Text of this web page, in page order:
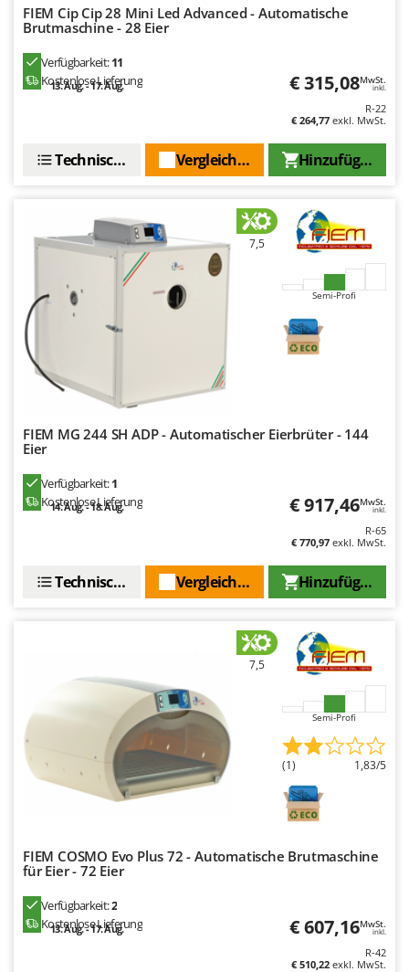
Makita
MAMMAMIA
Marcato
Marina Systems
Michelin
Mille
Minox
Mockmill
MOSA
MOVA
N
New O.M.R.A.
Novatec
O
Officine Savioli
Ompagrill
Oriental Koshin
Outdoorchef
FIEM Cip Cip 28 Mini Led Advanced - Automatische
Brutmaschine - 28 Eier
Verfügbarkeit:11
Kostenlose Lieferung
13. Aug. - 17. Aug. € 315,08MwSt.
inkl.
R-22
€ 264,77 exkl. MwSt.
Hinzufügen
Vergleichen Sie
Technische Daten
7,5
Semi-Profi
FIEM MG 244 SH ADP - Automatischer Eierbrüter - 144
Eier
Verfügbarkeit:1
Kostenlose Lieferung
14. Aug. - 18. Aug. € 917,46MwSt.
inkl.
R-65
€ 770,97 exkl. MwSt.
Hinzufügen
Vergleichen Sie
Technische Daten
7,5
Semi-Profi
(1) 1,83/5
FIEM COSMO Evo Plus 72 - Automatische Brutmaschine
für Eier - 72 Eier
Verfügbarkeit:2
Kostenlose Lieferung
13. Aug. - 17. Aug. € 607,16MwSt.
inkl.
R-42
€ 510,22 exkl. MwSt.